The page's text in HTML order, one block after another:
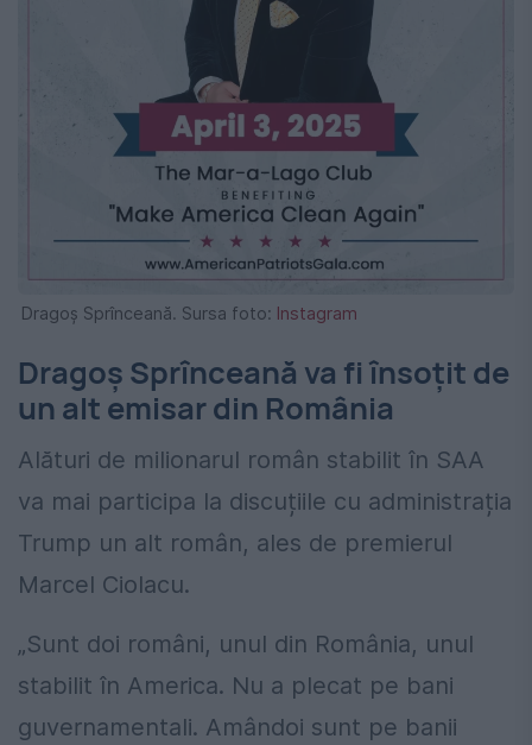
Dragoș Sprînceană. Sursa foto: Instagram
Dragoș Sprînceană va fi însoțit de
un alt emisar din România
Alături de milionarul român stabilit în SAA
va mai participa la discuțiile cu administrația
Trump un alt român, ales de premierul
Marcel Ciolacu.
„Sunt doi români, unul din România, unul
stabilit în America. Nu a plecat pe bani
guvernamentali. Amândoi sunt pe banii